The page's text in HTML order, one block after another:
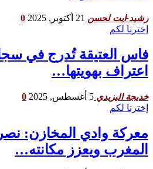
رشيد-ايت لحسن 21 أكتوبر, 2025
0
إخترنا لكم
فاس العتيقة تُدرج في
اعتراف بهويتها…
خديجة اليزيدي 5 أغسطس, 2025
0
إخترنا لكم
معركة وادي المخازن:
المغرب ويعزز مكانته…